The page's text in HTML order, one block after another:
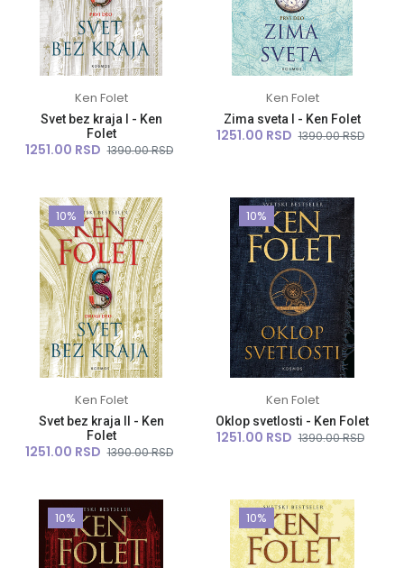
Ken Folet
Svet bez kraja I - Ken
Folet
1251.00 RSD 1390.00 RSD
Ken Folet
Zima sveta I - Ken Folet
1251.00 RSD 1390.00 RSD
10%
Ken Folet
Svet bez kraja II - Ken
Folet
1251.00 RSD 1390.00 RSD
10%
Ken Folet
Oklop svetlosti - Ken Folet
1251.00 RSD 1390.00 RSD
10% 10%